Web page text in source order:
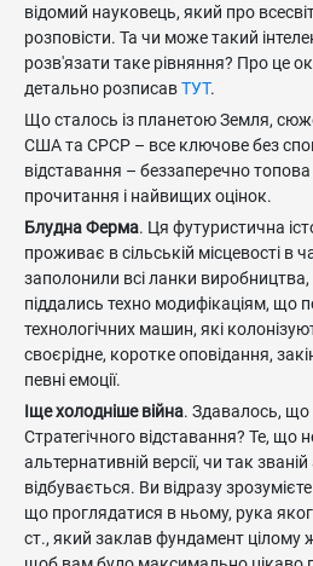
відомий науковець, який про
розповісти. Та чи може такий
розв'язати таке рівняння? Про це
детально розписавТУТ.
Що сталось із планетою Земля,
США та СРСР – все ключове без
відставання – беззаперечно топова
прочитання і найвищих оцінок.
Блудна Ферма. Ця футуристична
проживає в сільській місцевості в
заполонили всі ланки
піддались техно модифікаціям, що
технологічних машин, які
своєрідне, коротке оповідання,
певні емоції.
Іще холодніше війна. Здавалось, що
Стратегічного відставання? Те, що
альтернативній версії, чи так званій
відбувається. Ви відразу
що проглядатися в ньому, рука
ст., який заклав фундамент цілому